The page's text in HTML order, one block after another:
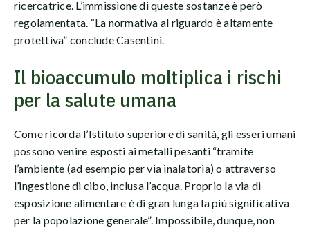
ricercatrice. L’immissione di queste sostanze è però
regolamentata. “La normativa al riguardo è altamente
protettiva” conclude Casentini.
Il bioaccumulo moltiplica i rischi
per la salute umana
Come ricorda l’Istituto superiore di sanità, gli esseri umani
possono venire esposti ai metalli pesanti “tramite
l’ambiente (ad esempio per via inalatoria) o attraverso
l’ingestione di cibo, inclusa l’acqua. Proprio la via di
esposizione alimentare è di gran lunga la più significativa
per la popolazione generale”. Impossibile, dunque, non